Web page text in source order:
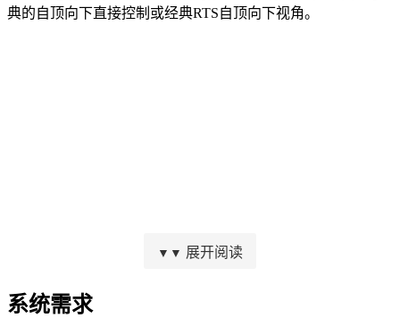
典的自顶向下直接控制或经典RTS自顶向下视角。
征服（动态战役）模式可供单人游玩或是与您的朋友联机合
在不同的路线上进行战略推进，以主导战场。动态战役的时长
▼▼ 展开阅读
系统需求